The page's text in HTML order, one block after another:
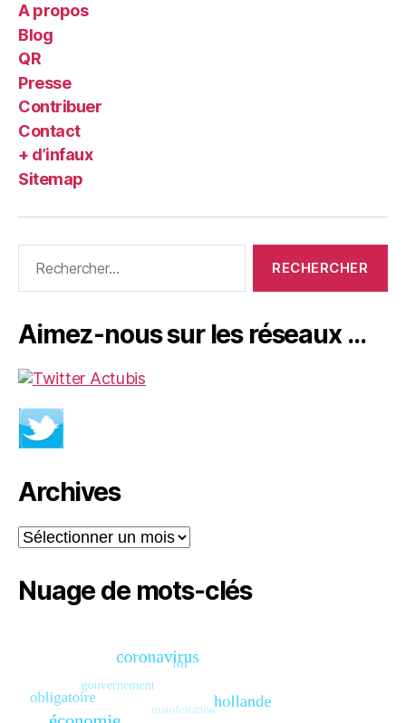
A propos
Blog
QR
Presse
Contribuer
Contact
+ d’infaux
Sitemap
Aimez-nous sur les réseaux …
Archives
Archives
Nuage de mots-clés